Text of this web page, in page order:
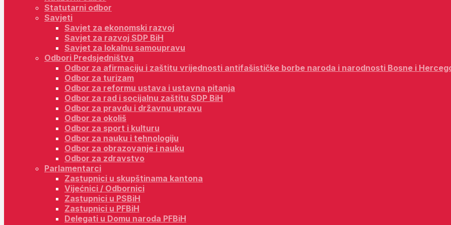
Statutarni odbor
Savjeti
Savjet za ekonomski razvoj
Savjet za razvoj SDP BiH
Savjet za lokalnu samoupravu
Odbori Predsjedništva
Odbor za afirmaciju i zaštitu vrijednosti antifašističke borbe naroda i narodnosti Bosne i
Odbor za turizam
Odbor za reformu ustava i ustavna pitanja
Odbor za rad i socijalnu zaštitu SDP BiH
Odbor za pravdu i državnu upravu
Odbor za okoliš
Odbor za sport i kulturu
Odbor za nauku i tehnologiju
Odbor za obrazovanje i nauku
Odbor za zdravstvo
Parlamentarci
Zastupnici u skupštinama kantona
Vijećnici / Odbornici
Zastupnici u PSBiH
Zastupnici u PFBiH
Delegati u Domu naroda PFBiH